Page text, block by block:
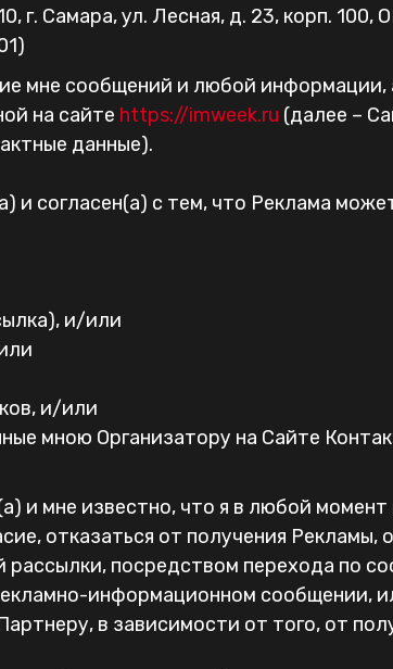
г. Самара, ул. Лесная, д. 23, корп.
мне сообщений и любой информации,
на сайте https://imweek.ru (далее –
данные).
и согласен(а) с тем, что Реклама
и/или
и/или
мною Организатору на Сайте
и мне известно, что я в любой момент
отказаться от получения
посредством перехода по
информационном сообщении,
в зависимости от того, от